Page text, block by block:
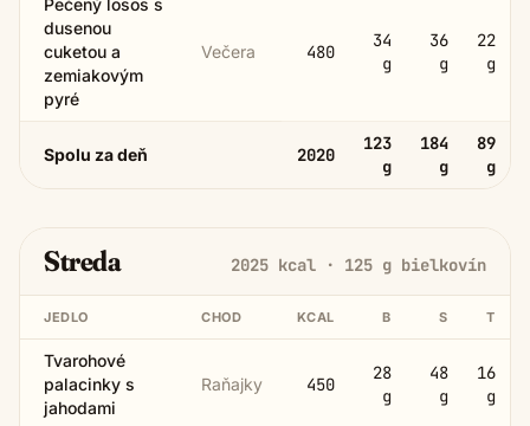
Pečený losos s
dusenou
cuketou a
zemiakovým
pyré
Večera 480
34
g
36
g
22
g
Spolu za deň 2020
123
g
184
g
89
g
Streda 2025 kcal · 125 g bielkovín
JEDLO CHOD KCAL B S T
Tvarohové
palacinky s
jahodami
Raňajky 450
28
g
48
g
16
g